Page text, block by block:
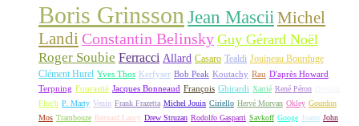
Boris Grinsson Jean Mascii Michel
Landi Constantin Belinsky Guy Gérard Noël
Roger Soubie Ferracci Allard Casaro Tealdi Jouineau Bourduge
Clément Hurel Yves Thos Kerfyser Bob Peak Koutachy Rau D'après Howard
Terpning Fourastié Jacques Bonneaud François Ghirardi Xarrié René Péron
Floc'h P. Marty Venin Frank Frazetta Michel Jouin Ciriello Hervé Morvan Okley Gourdon
Mos Trambouze Bernard Lancy Drew Struzan Rodolfo Gasparri Savkoff Googe Joann John